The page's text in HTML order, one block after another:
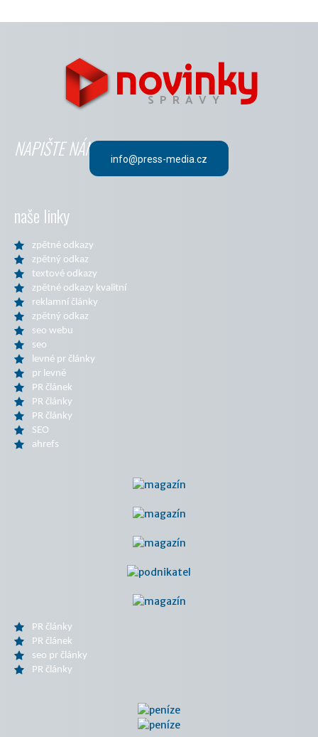
novinky
SPRÁVY
NAPIŠTE NÁM info@press-media.cz
naše linky
zpětné odkazy
zpětný odkaz
textové odkazy
zpětné odkazy kvalitní
reklamní články
zpětný odkaz
seo webu
seo
levné pr články
pr levně
PR článek
PR články
PR články
SEO
ahrefs
PR články
PR článek
seo pr články
PR články